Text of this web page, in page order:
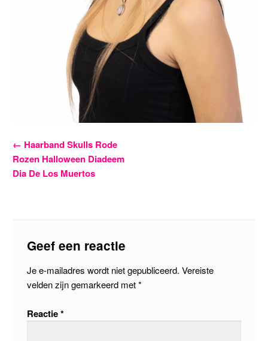
Bericht
navigatie
← Haarband Skulls Rode
Rozen Halloween Diadeem
Dia De Los Muertos
Geef een reactie
Je e-mailadres wordt niet gepubliceerd. Vereiste
velden zijn gemarkeerd met*
Reactie*